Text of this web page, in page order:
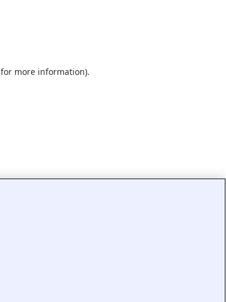
for more information).